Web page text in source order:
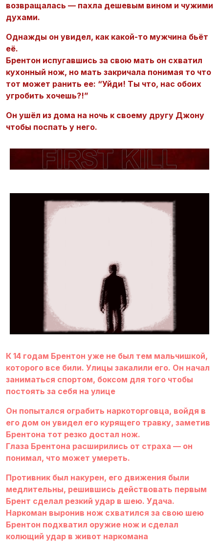
возвращалась — пахла дешевым вином и чужими
духами.
Однажды он увидел, как какой-то мужчина бьёт
её.
Брентон испугавшись за свою мать он схватил
кухонный нож, но мать закричала понимая то что
тот может ранить ее: “Уйди! Ты что, нас обоих
угробить хочешь?!”
Он ушёл из дома на ночь к своему другу Джону
чтобы поспать у него.
К 14 годам Брентон уже не был тем мальчишкой,
которого все били. Улицы закалили его. Он начал
заниматься спортом, боксом для того чтобы
постоять за себя на улице
Он попытался ограбить наркоторговца, войдя в
его дом он увидел его курящего травку, заметив
Брентона тот резко достал нож.
Глаза Брентона расширились от страха — он
понимал, что может умереть.
Противник был накурен, его движения были
медлительны, решившись действовать первым
Брент сделал резкий удар в шею. Удача.
Наркоман выронив нож схватился за свою шею
Брентон подхватил оружие нож и сделал
колющий удар в живот наркомана